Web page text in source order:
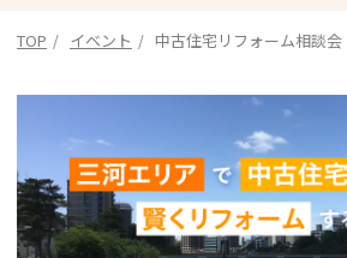
TOP イベント 中古住宅リフォーム相談会